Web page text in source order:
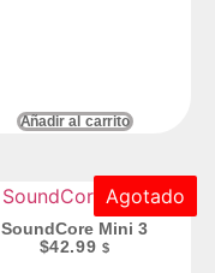
Añadir al carrito
Agotado
SoundCore Mini 3
$42.99 $